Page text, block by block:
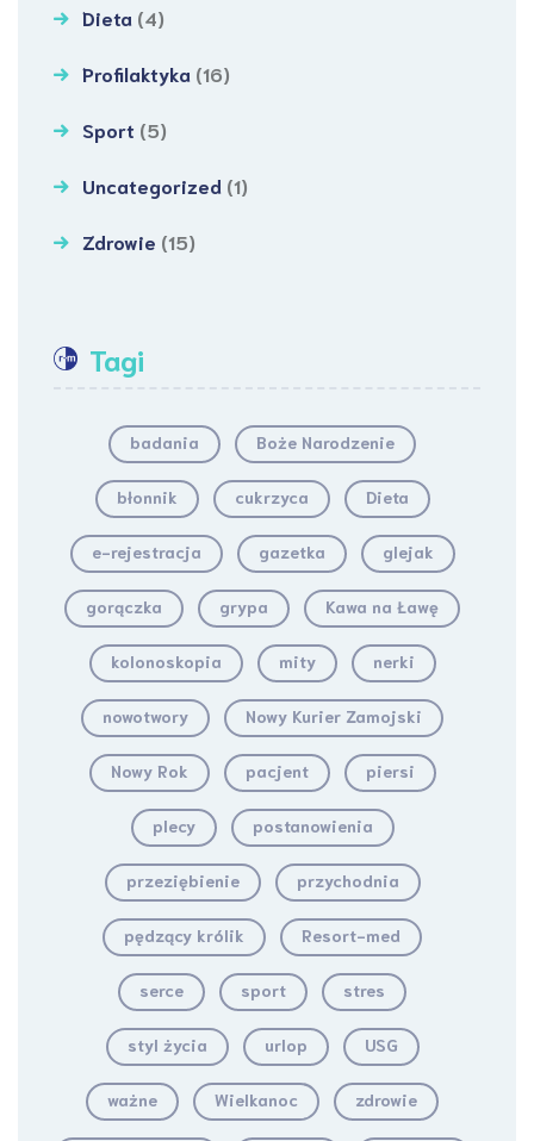
Dieta (4)
Profilaktyka (16)
Sport (5)
Uncategorized (1)
Zdrowie (15)
Tagi
badania Boże Narodzenie
błonnik cukrzyca Dieta
e-rejestracja gazetka glejak
gorączka grypa Kawa na Ławę
kolonoskopia mity nerki
nowotwory Nowy Kurier Zamojski
Nowy Rok pacjent piersi
plecy postanowienia
przeziębienie przychodnia
pędzący królik Resort-med
serce sport stres
styl życia urlop USG
ważne Wielkanoc zdrowie